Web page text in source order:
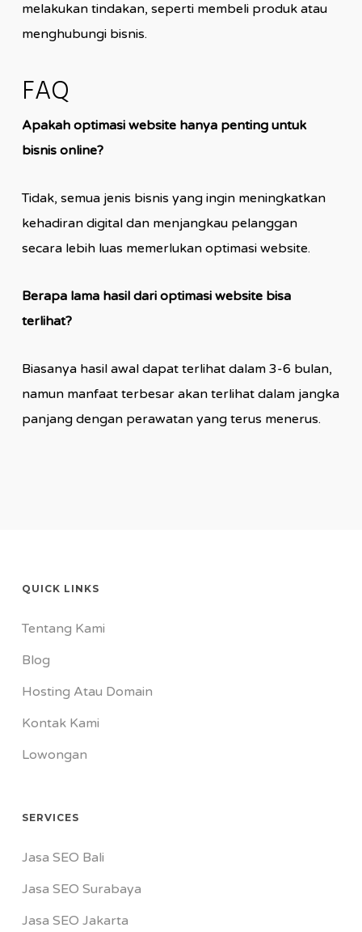
melakukan tindakan, seperti membeli produk atau
menghubungi bisnis.
FAQ
Apakah optimasi website hanya penting untuk
bisnis online?
Tidak, semua jenis bisnis yang ingin meningkatkan
kehadiran digital dan menjangkau pelanggan
secara lebih luas memerlukan optimasi website.
Berapa lama hasil dari optimasi website bisa
terlihat?
Biasanya hasil awal dapat terlihat dalam 3-6 bulan,
namun manfaat terbesar akan terlihat dalam jangka
panjang dengan perawatan yang terus menerus.
QUICK LINKS
Tentang Kami
Blog
Hosting Atau Domain
Kontak Kami
Lowongan
SERVICES
Jasa SEO Bali
Jasa SEO Surabaya
Jasa SEO Jakarta